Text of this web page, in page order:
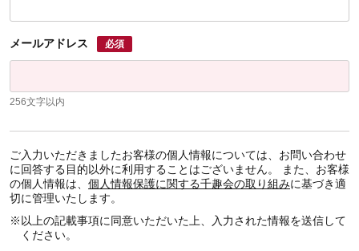
メールアドレス 必須
256文字以内
ご入力いただきましたお客様の個人情報については、お問い合わせ
に回答する目的以外に利用することはございません。 また、お客様
の個人情報は、 個人情報保護に関する千趣会の取り組みに基づき適
切に管理いたします。
※ 以上の記載事項に同意いただいた上、入力された情報を送信して
ください。